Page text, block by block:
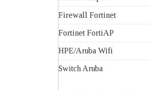
Firewall Fortinet
Fortinet FortiAP
HPE/Aruba Wifi
Switch Aruba